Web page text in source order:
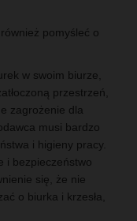
pomyśleć o
w swoim biurze,
przestrzeń,
zagrożenie dla
musi bardzo
i higieny pracy.
i bezpieczeństwo
się, że nie
o biurka i krzesła,